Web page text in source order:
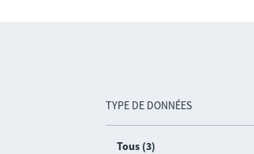
TYPE DE DONNÉES
Tous (3)